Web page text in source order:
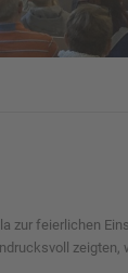
zur feierlichen
zeigten,